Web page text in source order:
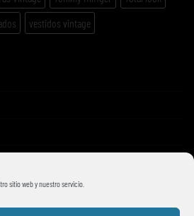
sitio web y nuestro servicio.
vestidos vintage